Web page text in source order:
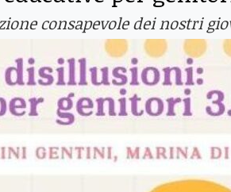
consapevole dei nostri